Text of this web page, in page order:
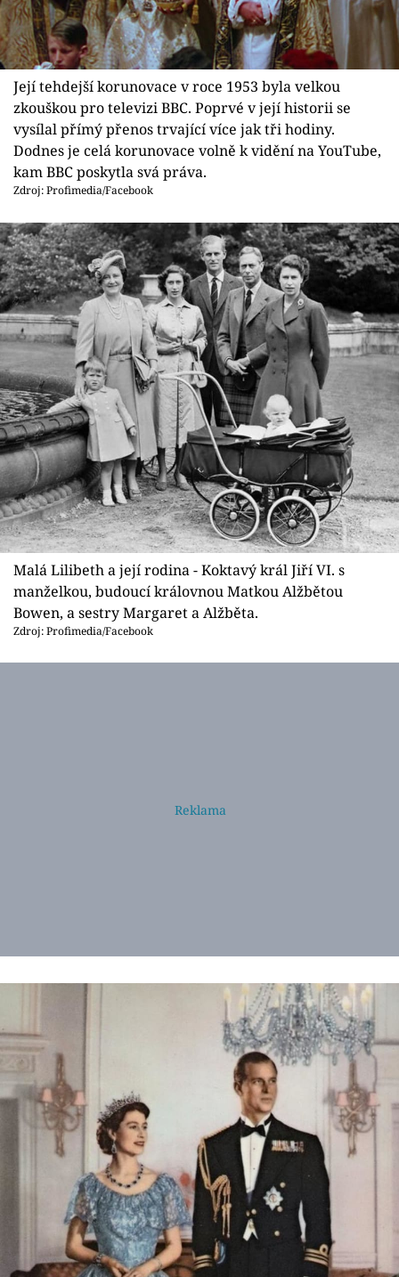
Její tehdejší korunovace v roce 1953 byla velkou
zkouškou pro televizi BBC. Poprvé v její historii se
vysílal přímý přenos trvající více jak tři hodiny.
Dodnes je celá korunovace volně k vidění na YouTube,
kam BBC poskytla svá práva.
Zdroj: Profimedia/Facebook
Malá Lilibeth a její rodina - Koktavý král Jiří VI. s
manželkou, budoucí královnou Matkou Alžbětou
Bowen, a sestry Margaret a Alžběta.
Zdroj: Profimedia/Facebook